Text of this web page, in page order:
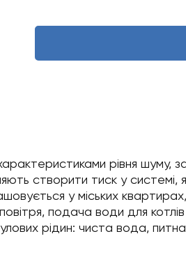
рівня
створити тиск у
у міських
подача води для
рідин: чиста вода,